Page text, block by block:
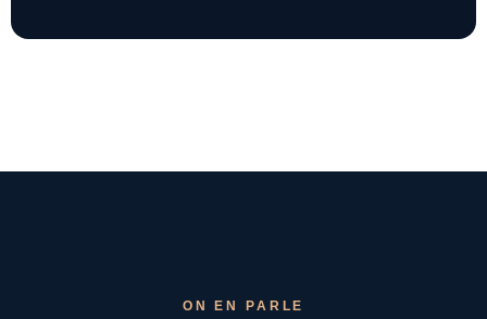
ON EN PARLE